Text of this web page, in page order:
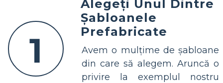
1
Alegeți Unul Dintre
Șabloanele
Prefabricate
Avem o mulțime de șabloane
din care să alegem. Aruncă o
privire la exemplul nostru